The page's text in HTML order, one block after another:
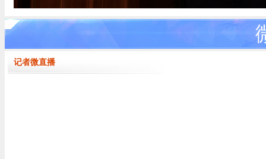
记者微直播